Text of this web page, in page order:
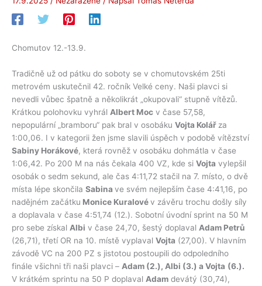
Chomutov 12.-13.9.
Tradičně už od pátku do soboty se v chomutovském 25ti
metrovém uskutečnil 42. ročník Velké ceny. Naši plavci si
nevedli vůbec špatně a několikrát „okupovali“ stupně vítězů.
Krátkou polohovku vyhrál Albert Moc v čase 57,58,
nepopulární „bramboru“ pak bral v osobáku Vojta Kolář za
1:00,06. I v kategorii žen jsme slavili úspěch v podobě vítězství
Sabiny Horákové, která rovněž v osobáku dohmátla v čase
1:06,42. Po 200 M na nás čekala 400 VZ, kde si Vojta vylepšil
osobák o sedm sekund, ale čas 4:11,72 stačil na 7. místo, o dvě
místa lépe skončila Sabina ve svém nejlepším čase 4:41,16, po
nadějném začátku Monice Kuralovév závěru trochu došly síly
a doplavala v čase 4:51,74 (12.). Sobotní úvodní sprint na 50 M
pro sebe získal Albi v čase 24,70, šestý doplaval Adam Petrů
(26,71), třetí OR na 10. místě vyplaval Vojta (27,00). V hlavním
závodě VC na 200 PZ s jistotou postoupili do odpoledního
finále všichni tři naši plavci – Adam (2.), Albi (3.) a Vojta (6.).
V krátkém sprintu na 50 P doplaval Adam devátý (30,74),